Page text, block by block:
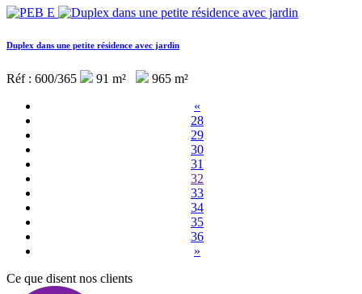
Duplex dans une petite résidence avec jardin
Réf : 600/365 91 m²
965 m²
«
28
29
30
31
32
33
34
35
36
»
Ce que disent nos clients